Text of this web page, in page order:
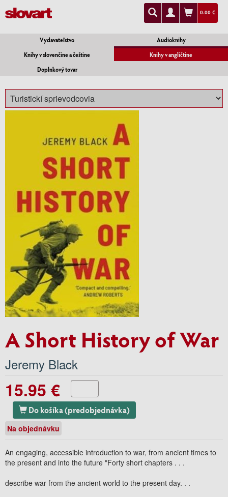
0.00 €
Vydavateľstvo
Audioknihy
Knihy v slovenčine a češtine
Knihy v angličtine
Doplnkový tovar
A Short History of War
Jeremy Black
15.95 €
Do košíka (predobjednávka)
Na objednávku
An engaging, accessible introduction to war, from ancient times to
the present and into the future "Forty short chapters . . .
describe war from the ancient world to the present day. . .